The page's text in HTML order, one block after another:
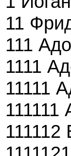
11
111
1111
11111